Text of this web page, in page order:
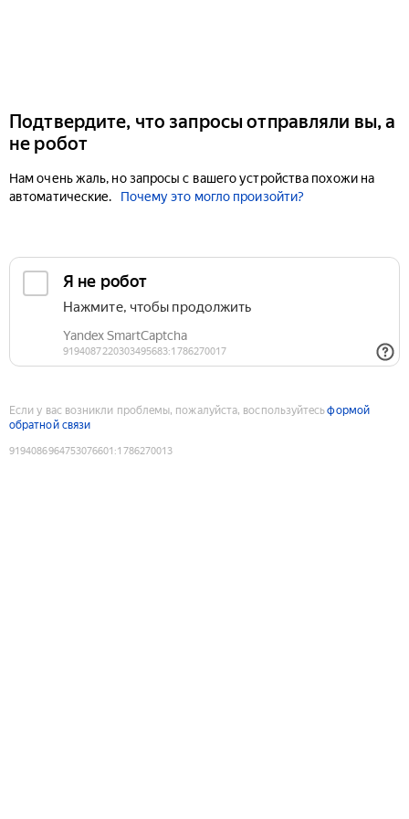
Подтвердите, что запросы отправляли вы, а
не робот
Нам очень жаль, но запросы с вашего устройства похожи на
автоматические.
Почему это могло произойти?
Если у вас возникли проблемы, пожалуйста, воспользуйтесьформой
обратной связи
9194086964753076601 :1786270013